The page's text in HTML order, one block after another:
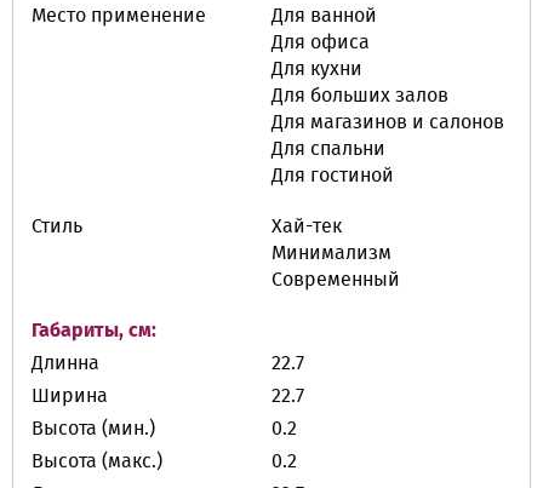
Место применение
Для ванной
Для офиса
Для кухни
Для больших залов
Для магазинов и салонов
Для спальни
Для гостиной
Стиль
Хай-тек
Минимализм
Современный
Габариты, см:
Длинна
22.7
Ширина
22.7
Высота (мин.)
0.2
Высота (макс.)
0.2